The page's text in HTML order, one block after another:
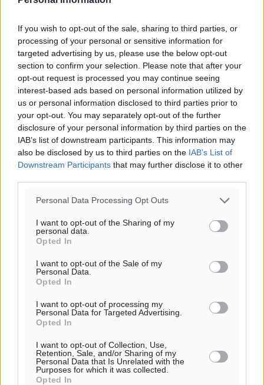
If you wish to opt-out of the sale, sharing to third parties, or
processing of your personal or sensitive information for
targeted advertising by us, please use the below opt-out
section to confirm your selection. Please note that after your
opt-out request is processed you may continue seeing
interest-based ads based on personal information utilized by
us or personal information disclosed to third parties prior to
your opt-out. You may separately opt-out of the further
disclosure of your personal information by third parties on the
IAB’s list of downstream participants. This information may
also be disclosed by us to third parties on the IAB’s List of
Downstream Participants that may further disclose it to other
Personal Data Processing Opt Outs
I want to opt-out of the Sharing of my
personal data.
Opted In
I want to opt-out of the Sale of my
Personal Data.
Opted In
I want to opt-out of processing my
Personal Data for Targeted Advertising.
Opted In
I want to opt-out of Collection, Use,
Retention, Sale, and/or Sharing of my
Personal Data that Is Unrelated with the
Purposes for which it was collected.
Opted In